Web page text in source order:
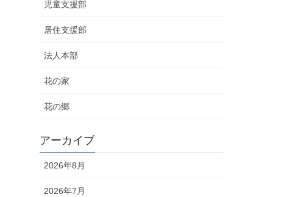
児童支援部
居住支援部
法人本部
花の家
花の郷
アーカイブ
2026年8月
2026年7月